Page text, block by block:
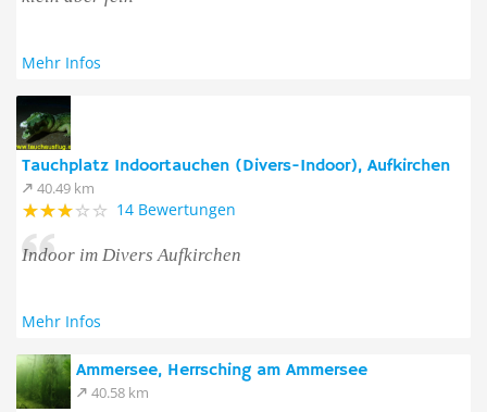
Mehr Infos
Tauchplatz Indoortauchen (Divers-Indoor), Aufkirchen
40.49 km
14 Bewertungen
Indoor im Divers Aufkirchen
Mehr Infos
Ammersee, Herrsching am Ammersee
40.58 km